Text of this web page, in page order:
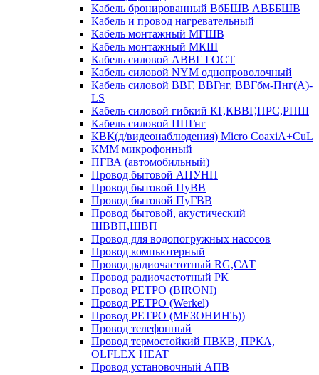
Кабель бронированный ВбБШВ АВББШВ
Кабель и провод нагревательный
Кабель монтажный МГШВ
Кабель монтажный МКШ
Кабель силовой АВВГ ГОСТ
Кабель силовой NYM однопроволочный
Кабель силовой ВВГ, ВВГнг, ВВГбм-Пнг(А)-
LS
Кабель силовой гибкий КГ,КВВГ,ПРС,РПШ
Кабель силовой ППГнг
КВК(д/видеонаблюдения) Micro CoaxiA+CuL
КММ микрофонный
ПГВА (автомобильный)
Провод бытовой АПУНП
Провод бытовой ПуВВ
Провод бытовой ПуГВВ
Провод бытовой, акустический
ШВВП,ШВП
Провод для водопогружных насосов
Провод компьютерный
Провод радиочастотный RG,САТ
Провод радиочастотный РК
Провод РЕТРО (BIRONI)
Провод РЕТРО (Werkel)
Провод РЕТРО (МЕЗОНИНЪ))
Провод телефонный
Провод термостойкий ПВКВ, ПРКА,
OLFLEX HEAT
Провод установочный АПВ